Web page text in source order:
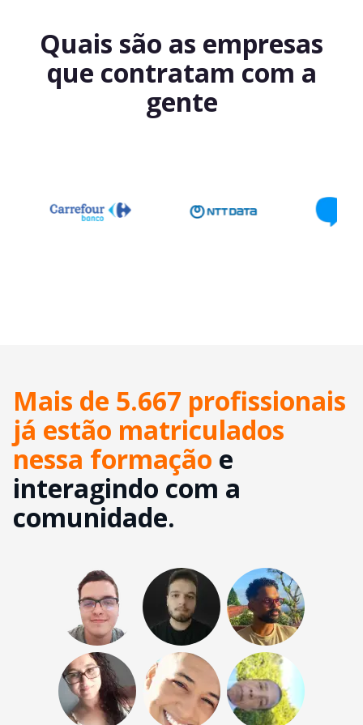
Quais são as empresas
que contratam com a
gente
Mais de 5.667 profissionais
já estão matriculados
nessa formação e
interagindo com a
comunidade.